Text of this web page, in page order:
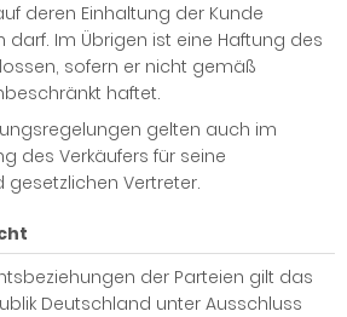
deren Einhaltung der Kunde
Im Übrigen ist eine Haftung des
sofern er nicht gemäß
haftet.
gelten auch im
des Verkäufers für seine
gesetzlichen Vertreter.
der Parteien gilt das
Deutschland unter Ausschluss